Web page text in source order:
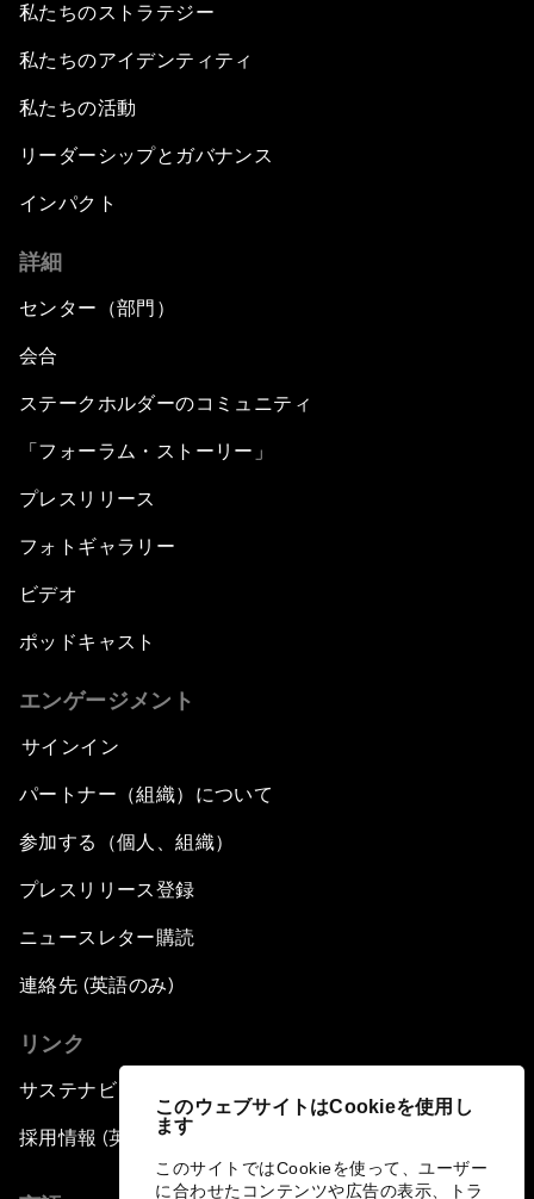
このウェブサイトはCookieを使用し
ます
このサイトではCookieを使って、ユーザー
に合わせたコンテンツや広告の表示、トラ
私たちのストラテジー
私たちのアイデンティティ
私たちの活動
リーダーシップとガバナンス
インパクト
詳細
センター（部門）
会合
ステークホルダーのコミュニティ
「フォーラム・ストーリー」
プレスリリース
フォトギャラリー
ビデオ
ポッドキャスト
エンゲージメント
サインイン
パートナー（組織）について
参加する（個人、組織）
プレスリリース登録
ニュースレター購読
連絡先 (英語のみ)
リンク
サステナビリティへの取り組み
採用情報 (英語のみ)